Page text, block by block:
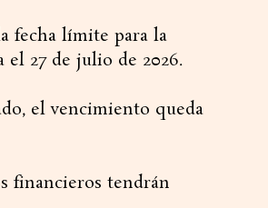
fecha límite para la
el 27 de julio de 2026.
el vencimiento queda
financieros tendrán